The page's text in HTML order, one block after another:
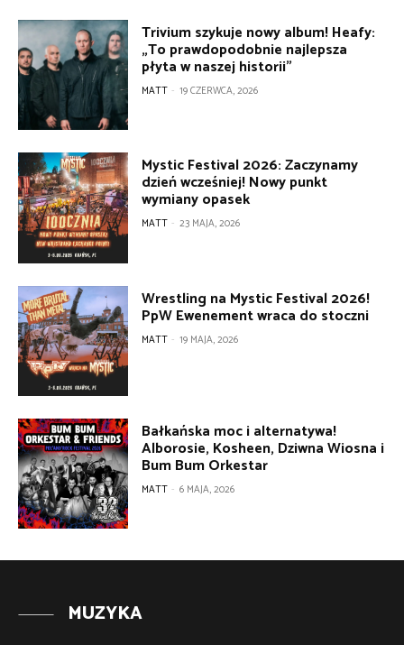
Trivium szykuje nowy album! Heafy:
„To prawdopodobnie najlepsza
płyta w naszej historii”
MATT - 19 CZERWCA, 2026
Mystic Festival 2026: Zaczynamy
dzień wcześniej! Nowy punkt
wymiany opasek
MATT - 23 MAJA, 2026
Wrestling na Mystic Festival 2026!
PpW Ewenement wraca do stoczni
MATT - 19 MAJA, 2026
Bałkańska moc i alternatywa!
Alborosie, Kosheen, Dziwna Wiosna i
Bum Bum Orkestar
MATT - 6 MAJA, 2026
MUZYKA